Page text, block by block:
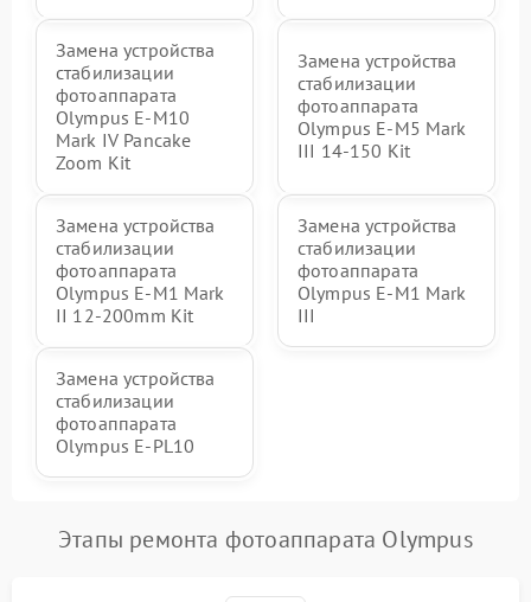
Замена устройства
стабилизации
фотоаппарата
Olympus E-M10
Mark IV Pancake
Zoom Kit
Замена устройства
стабилизации
фотоаппарата
Olympus E‑M5 Mark
III 14-150 Kit
Замена устройства
стабилизации
фотоаппарата
Olympus E‑M1 Mark
II 12-200mm Kit
Замена устройства
стабилизации
фотоаппарата
Olympus E‑M1 Mark
III
Замена устройства
стабилизации
фотоаппарата
Olympus E‑PL10
Этапы ремонта фотоаппарата Olympus